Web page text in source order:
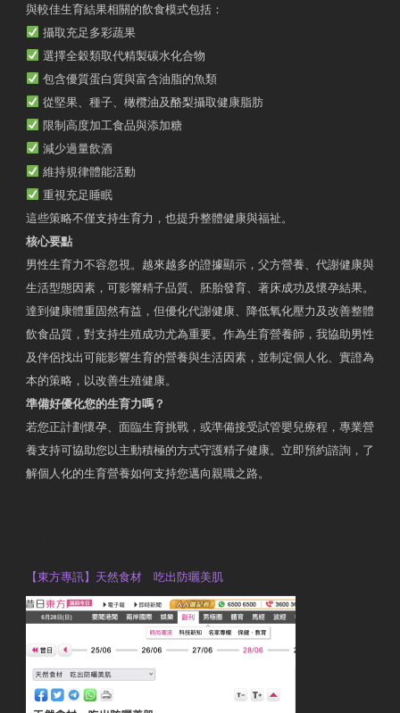
與較佳生育結果相關的飲食模式包括：
攝取充足多彩蔬果
選擇全穀類取代精製碳水化合物
包含優質蛋白質與富含油脂的魚類
從堅果、種子、橄欖油及酪梨攝取健康脂肪
限制高度加工食品與添加糖
減少過量飲酒
維持規律體能活動
重視充足睡眠
這些策略不僅支持生育力，也提升整體健康與福祉。
核心要點
男性生育力不容忽視。越來越多的證據顯示，父方營養、代謝健康與
生活型態因素，可影響精子品質、胚胎發育、著床成功及懷孕結果。
達到健康體重固然有益，但優化代謝健康、降低氧化壓力及改善整體
飲食品質，對支持生殖成功尤為重要。作為生育營養師，我協助男性
及伴侶找出可能影響生育的營養與生活因素，並制定個人化、實證為
本的策略，以改善生殖健康。
準備好優化您的生育力嗎？
若您正計劃懷孕、面臨生育挑戰，或準備接受試管嬰兒療程，專業營
養支持可協助您以主動積極的方式守護精子健康。立即預約諮詢，了
解個人化的生育營養如何支持您邁向親職之路。
【東方專訊】天然食材 吃出防曬美肌